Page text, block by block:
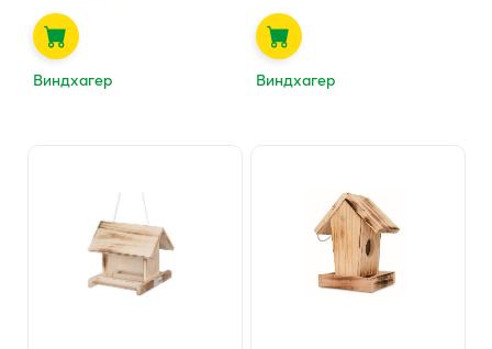
Виндхагер Виндхагер